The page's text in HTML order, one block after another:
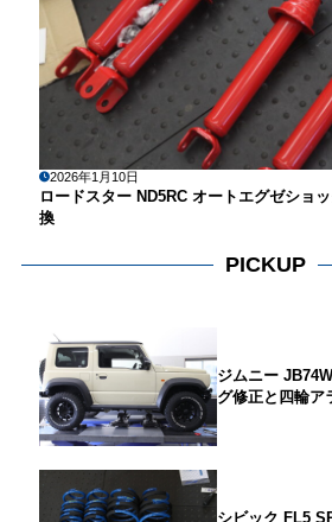
2026年1月10日
ロードスター ND5RC オートエグゼショ
換
PICKUP
ジムニー
グ修正と四輪ア
シビック FL5